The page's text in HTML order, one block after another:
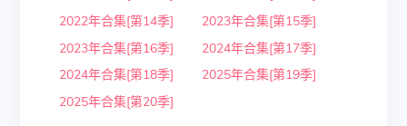
2022年合集[第14季]
2023年合集[第15季]
2023年合集[第16季]
2024年合集[第17季]
2024年合集[第18季]
2025年合集[第19季]
2025年合集[第20季]